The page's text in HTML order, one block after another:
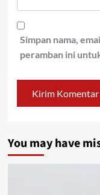
Simpan nama,
peramban ini
You may have